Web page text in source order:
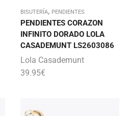
BISUTERÍA, PENDIENTES
PENDIENTES CORAZON
INFINITO DORADO LOLA
CASADEMUNT LS2603086
Lola Casademunt
39.95€